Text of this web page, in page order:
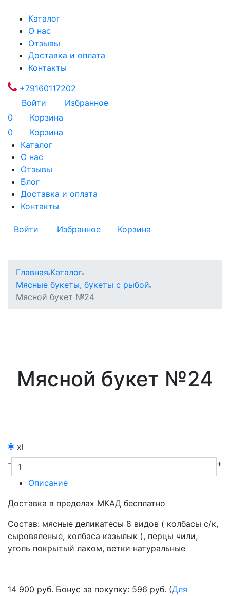
Каталог
О нас
Отзывы
Доставка и оплата
Контакты
+79160117202
Войти
Избранное
0
Корзина
0
Корзина
Каталог
О нас
Отзывы
Блог
Доставка и оплата
Контакты
Войти Избранное Корзина
Главная Каталог
Мясные букеты, букеты с рыбой
Мясной букет №24
Мясной букет №24
xl
-
+
Описание
Доставка в пределах МКАД бесплатно
Состав: мясные деликатесы 8 видов ( колбасы с/к,
сыровяленые, колбаса казылык ), перцы чили,
уголь покрытый лаком, ветки натуральные
14 900 руб. Бонус за покупку: 596 руб. (Для